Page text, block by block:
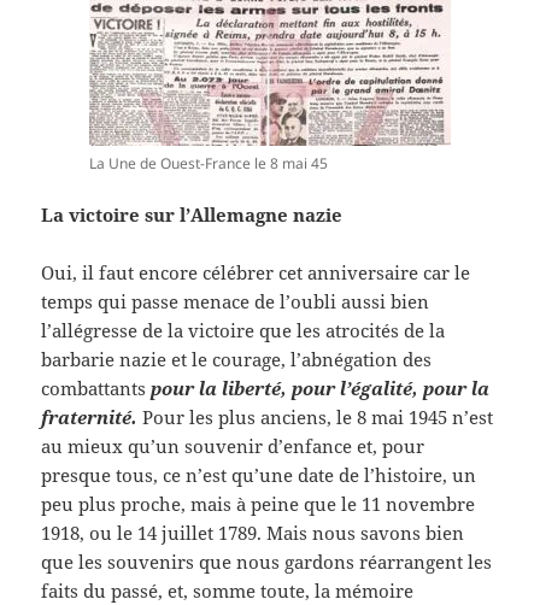
La Une de Ouest-France le 8 mai 45
La victoire sur l’Allemagne nazie
Oui, il faut encore célébrer cet anniversaire car le
temps qui passe menace de l’oubli aussi bien
l’allégresse de la victoire que les atrocités de la
barbarie nazie et le courage, l’abnégation des
combattantspour la liberté, pour l’égalité, pour la
fraternité. Pour les plus anciens, le 8 mai 1945 n’est
au mieux qu’un souvenir d’enfance et, pour
presque tous, ce n’est qu’une date de l’histoire, un
peu plus proche, mais à peine que le 11 novembre
1918, ou le 14 juillet 1789. Mais nous savons bien
que les souvenirs que nous gardons réarrangent les
faits du passé, et, somme toute, la mémoire